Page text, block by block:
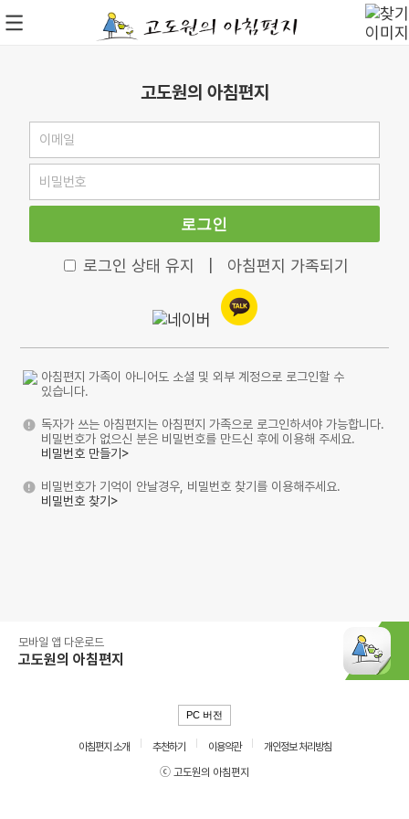
고도원의 아침편지
로그인
로그인 상태 유지 아침편지 가족되기
아침편지 가족이 아니어도 소셜 및 외부 계정으로 로그인할 수
있습니다.
독자가 쓰는 아침편지는 아침편지 가족으로 로그인하셔야 가능합니다.
비밀번호가 없으신 분은 비밀번호를 만드신 후에 이용해 주세요.
비밀번호 만들기>
비밀번호가 기억이 안날경우, 비밀번호 찾기를 이용해주세요.
비밀번호 찾기>
모바일 앱 다운로드
고도원의 아침편지
PC 버전
아침편지 소개 추천하기 이용약관
개인정보 처리방침
ⓒ 고도원의 아침편지